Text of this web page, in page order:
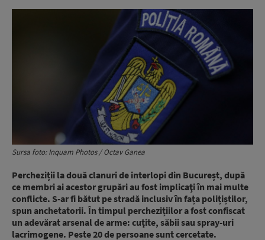
Sursa foto: Inquam Photos / Octav Ganea
Percheziții la două clanuri de interlopi din Bucureșt, după
ce membri ai acestor grupări au fost implicaţi în mai multe
conflicte. S-ar fi bătut pe stradă inclusiv în fața polițiștilor,
spun anchetatorii. În timpul perchezițiilor a fost confiscat
un adevărat arsenal de arme: cuţite, săbii sau spray-uri
lacrimogene. Peste 20 de persoane sunt cercetate.